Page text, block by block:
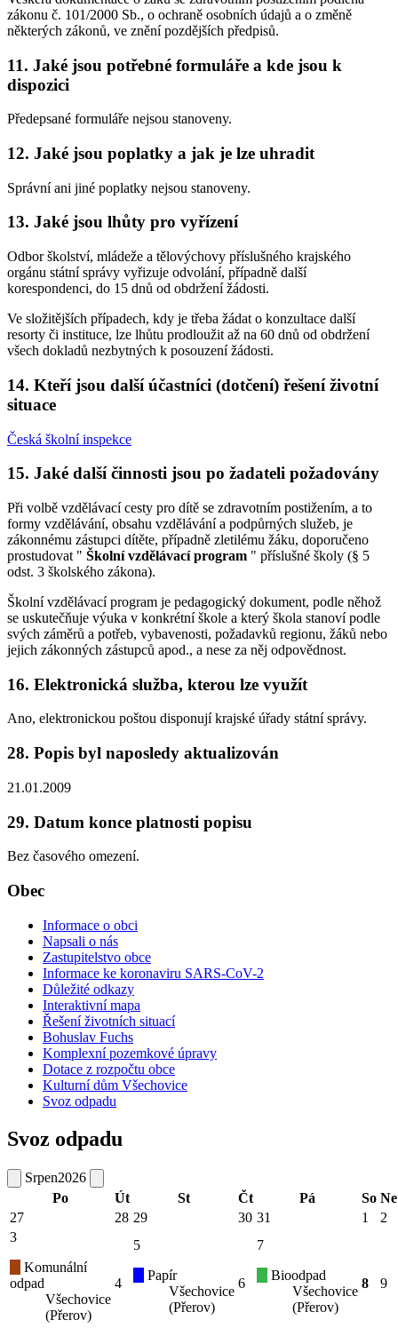
zákonu č. 101/2000 Sb., o ochraně osobních údajů a o změně
některých zákonů, ve znění pozdějších předpisů.
11. Jaké jsou potřebné formuláře a kde jsou k
dispozici
Předepsané formuláře nejsou stanoveny.
12. Jaké jsou poplatky a jak je lze uhradit
Správní ani jiné poplatky nejsou stanoveny.
13. Jaké jsou lhůty pro vyřízení
Odbor školství, mládeže a tělovýchovy příslušného krajského
orgánu státní správy vyřizuje odvolání, případně další
korespondenci, do 15 dnů od obdržení žádosti.
Ve složitějších případech, kdy je třeba žádat o konzultace další
resorty či instituce, lze lhůtu prodloužit až na 60 dnů od obdržení
všech dokladů nezbytných k posouzení žádosti.
14. Kteří jsou další účastníci (dotčení) řešení životní
situace
Česká školní inspekce
15. Jaké další činnosti jsou po žadateli požadovány
Při volbě vzdělávací cesty pro dítě se zdravotním postižením, a to
formy vzdělávání, obsahu vzdělávání a podpůrných služeb, je
zákonnému zástupci dítěte, případně zletilému žáku, doporučeno
prostudovat " Školní vzdělávací program " příslušné školy (§ 5
odst. 3 školského zákona).
Školní vzdělávací program je pedagogický dokument, podle něhož
se uskutečňuje výuka v konkrétní škole a který škola stanoví podle
svých záměrů a potřeb, vybavenosti, požadavků regionu, žáků nebo
jejich zákonných zástupců apod., a nese za něj odpovědnost.
16. Elektronická služba, kterou lze využít
Ano, elektronickou poštou disponují krajské úřady státní správy.
28. Popis byl naposledy aktualizován
21.01.2009
29. Datum konce platnosti popisu
Bez časového omezení.
Obec
Informace o obci
Napsali o nás
Zastupitelstvo obce
Informace ke koronaviru SARS-CoV-2
Důležité odkazy
Interaktivní mapa
Řešení životních situací
Bohuslav Fuchs
Komplexní pozemkové úpravy
Dotace z rozpočtu obce
Kulturní dům Všechovice
Svoz odpadu
Svoz odpadu
Srpen2026
Po
Út St Čt Pá So Ne
27
28 29 30 31 1
2
3
Komunální
odpad
Všechovice
(Přerov)
4
5
Papír
Všechovice
(Přerov)
6
7
Bioodpad
Všechovice
(Přerov)
8 9